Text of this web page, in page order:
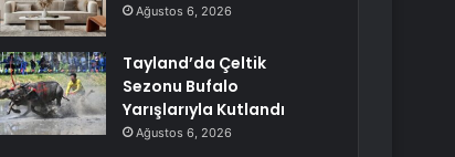
Ağustos 6, 2026
Tayland’da Çeltik
Sezonu Bufalo
Yarışlarıyla Kutlandı
Ağustos 6, 2026